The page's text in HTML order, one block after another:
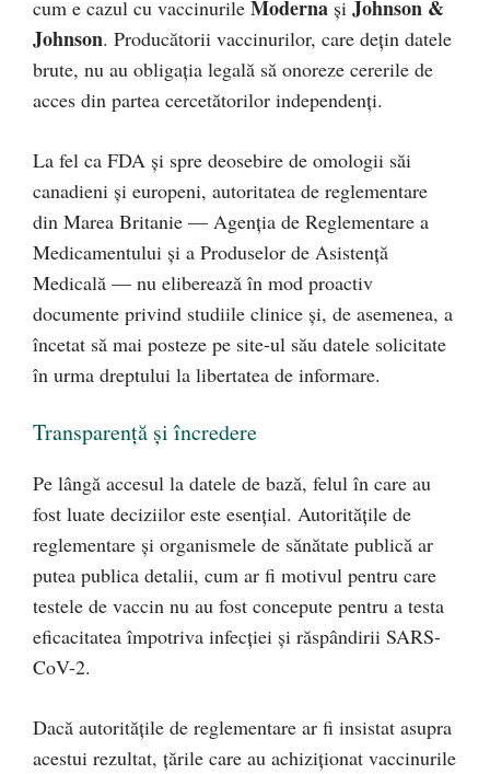
cum e cazul cu vaccinurile Moderna și Johnson &
Johnson. Producătorii vaccinurilor, care dețin datele
brute, nu au obligația legală să onoreze cererile de
acces din partea cercetătorilor independenți.
La fel ca FDA și spre deosebire de omologii săi
canadieni și europeni, autoritatea de reglementare
din Marea Britanie — Agenția de Reglementare a
Medicamentului și a Produselor de Asistență
Medicală — nu eliberează în mod proactiv
documente privind studiile clinice și, de asemenea, a
încetat să mai posteze pe site-ul său datele solicitate
în urma dreptului la libertatea de informare.
Transparență și încredere
Pe lângă accesul la datele de bază, felul în care au
fost luate deciziilor este esențial. Autoritățile de
reglementare și organismele de sănătate publică ar
putea publica detalii, cum ar fi motivul pentru care
testele de vaccin nu au fost concepute pentru a testa
eficacitatea împotriva infecției și răspândirii SARS-
CoV-2.
Dacă autoritățile de reglementare ar fi insistat asupra
acestui rezultat, țările care au achiziționat vaccinurile